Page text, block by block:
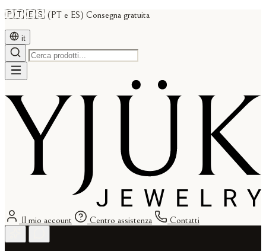
🇵🇹 🇪🇸 (PT e ES) Consegna gratuita
it
Il mio account Centro assistenza Contatti